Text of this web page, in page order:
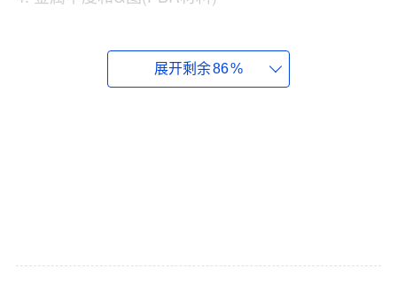
材料兼容的其他3D应用。
展开剩余86%